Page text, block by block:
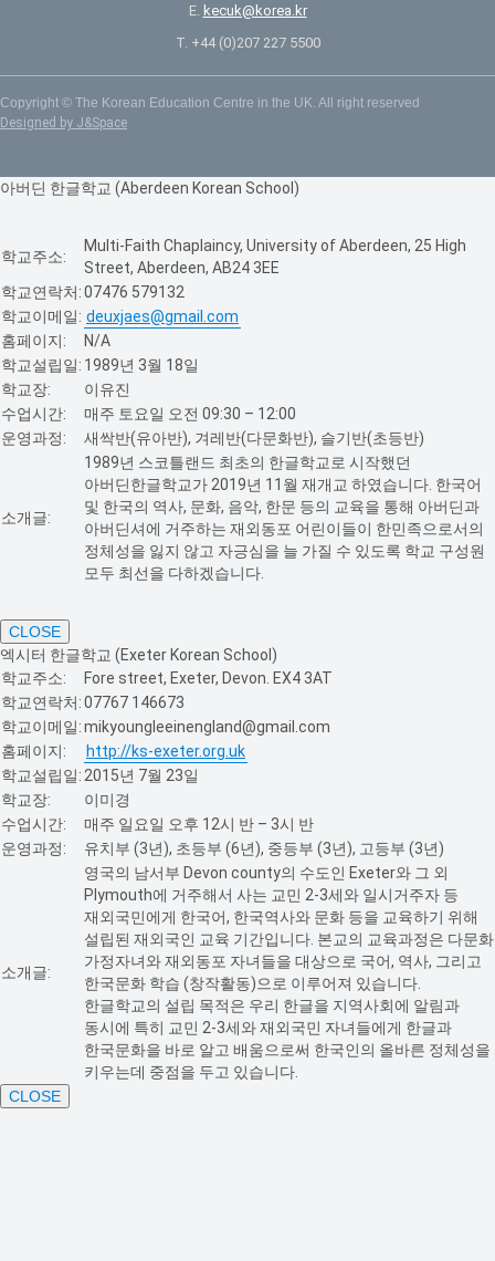
E. kecuk@korea.kr
T. +44 (0)207 227 5500
Copyright © The Korean Education Centre in the UK. All right reserved
Designed by J&Space
아버딘 한글학교 (Aberdeen Korean School)
학교주소:
Multi-Faith Chaplaincy, University of Aberdeen, 25 High
Street, Aberdeen, AB24 3EE
학교연락처:07476 579132
학교이메일: deuxjaes@gmail.com
홈페이지:
N/A
학교설립일: 1989년 3월 18일
학교장:
이유진
수업시간:
매주 토요일 오전 09:30 – 12:00
운영과정:
새싹반(유아반), 겨레반(다문화반), 슬기반(초등반)
소개글:
1989년 스코틀랜드 최초의 한글학교로 시작했던
아버딘한글학교가 2019년 11월 재개교 하였습니다. 한국어
및 한국의 역사, 문화, 음악, 한문 등의 교육을 통해 아버딘과
아버딘셔에 거주하는 재외동포 어린이들이 한민족으로서의
정체성을 잃지 않고 자긍심을 늘 가질 수 있도록 학교 구성원
모두 최선을 다하겠습니다.
CLOSE
엑시터 한글학교 (Exeter Korean School)
학교주소:
Fore street, Exeter, Devon. EX4 3AT
학교연락처:07767 146673
학교이메일:mikyoungleeinengland@gmail.com
홈페이지:
http://ks-exeter.org.uk
학교설립일: 2015년 7월 23일
학교장:
이미경
수업시간:
매주 일요일 오후 12시 반 – 3시 반
운영과정:
유치부 (3년), 초등부 (6년), 중등부 (3년), 고등부 (3년)
소개글:
영국의 남서부 Devon county의 수도인 Exeter와 그 외
Plymouth에 거주해서 사는 교민 2-3세와 일시거주자 등
재외국민에게 한국어, 한국역사와 문화 등을 교육하기 위해
설립된 재외국인 교육 기간입니다. 본교의 교육과정은 다문화
가정자녀와 재외동포 자녀들을 대상으로 국어, 역사, 그리고
한국문화 학습 (창작활동)으로 이루어져 있습니다.
한글학교의 설립 목적은 우리 한글을 지역사회에 알림과
동시에 특히 교민 2-3세와 재외국민 자녀들에게 한글과
한국문화을 바로 알고 배움으로써 한국인의 올바른 정체성을
키우는데 중점을 두고 있습니다.
CLOSE